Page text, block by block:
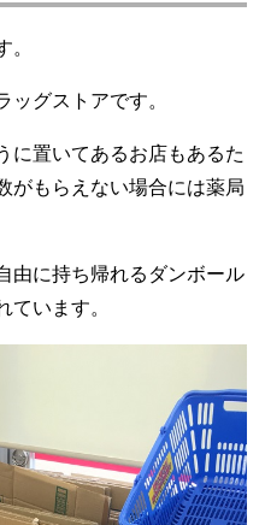
。
ッグストアです。
に置いてあるお店もあるた
がもらえない場合には薬局
由に持ち帰れるダンボール
ています。